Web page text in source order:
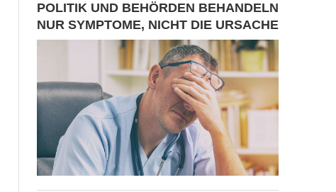
POLITIK UND BEHÖRDEN BEHANDELN
NUR SYMPTOME, NICHT DIE URSACHE